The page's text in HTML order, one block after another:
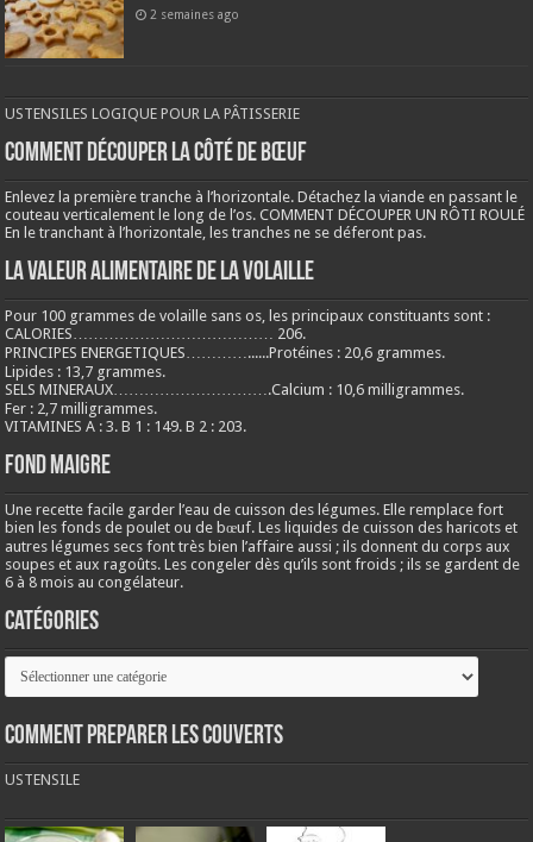
2 semaines ago
USTENSILES LOGIQUE POUR LA PÂTISSERIE
COMMENT DÉCOUPER LA CÔTÉ DE BŒUF
Enlevez la première tranche à l’horizontale. Détachez la viande en passant le
couteau verticalement le long de l’os. COMMENT DÉCOUPER UN RÔTI ROULÉ
En le tranchant à l’horizontale, les tranches ne se déferont pas.
LA VALEUR ALIMENTAIRE DE LA VOLAILLE
Pour 100 grammes de volaille sans os, les principaux constituants sont :
CALORIES………………………………… 206.
PRINCIPES ENERGETIQUES…………......Protéines : 20,6 grammes.
Lipides : 13,7 grammes.
SELS MINERAUX………………………….Calcium : 10,6 milligrammes.
Fer : 2,7 milligrammes.
VITAMINES A : 3. B 1 : 149. B 2 : 203.
Fond maigre
Une recette facile garder l’eau de cuisson des légumes. Elle remplace fort
bien les fonds de poulet ou de bœuf. Les liquides de cuisson des haricots et
autres légumes secs font très bien l’affaire aussi ; ils donnent du corps aux
soupes et aux ragoûts. Les congeler dès qu’ils sont froids ; ils se gardent de
6 à 8 mois au congélateur.
Catégories
Catégories
COMMENT PREPARER LES COUVERTS
USTENSILE